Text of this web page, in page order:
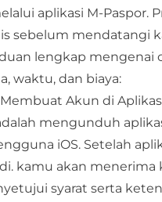
aplikasi M-
sebelum
lengkap
waktu, dan biaya:
Akun di
mengunduh
iOS. Setelah
kamu akan
syarat serta